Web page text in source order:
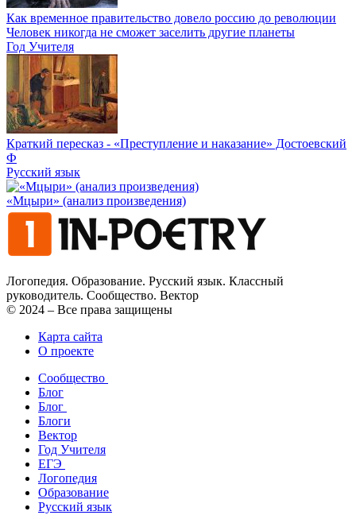
Как временное правительство довело россию до революции
Человек никогда не сможет заселить другие планеты
Год Учителя
Краткий пересказ - «Преступление и наказание» Достоевский
Ф
Русский язык
«Мцыри» (анализ произведения)
Логопедия. Образование. Русский язык. Классный
руководитель. Сообщество. Вектор
© 2024 – Все права защищены
Карта сайта
О проекте
Сообщество
Блог
Блог
Блоги
Вектор
Год Учителя
ЕГЭ
Логопедия
Образование
Русский язык